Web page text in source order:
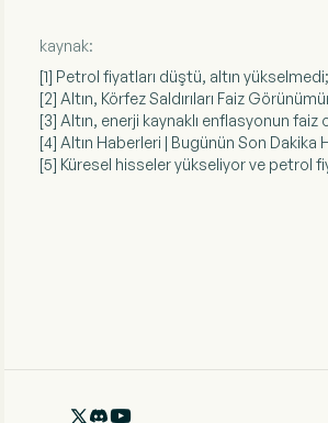
kaynak:
[1] Petrol fiyatları düştü, altın
[2] Altın, Körfez Saldırıları Faiz
[3] Altın, enerji kaynaklı enflasyonun
[4] Altın Haberleri | Bugünün Son Dakika
[5] Küresel hisseler yükseliyor ve petrol
